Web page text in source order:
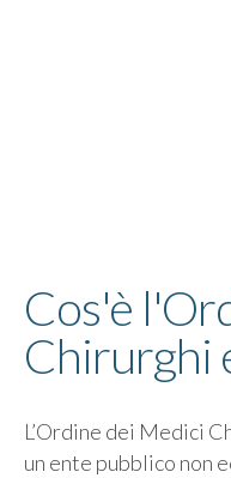
Cos'è
Chirurghi
L’Ordine dei Medici
un ente pubblico non